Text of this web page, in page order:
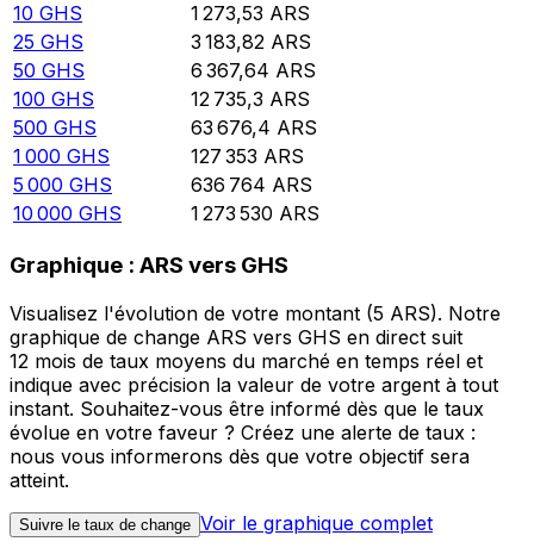
10 GHS 1 273,53 ARS
25 GHS 3 183,82 ARS
50 GHS 6 367,64 ARS
100 GHS 12 735,3 ARS
500 GHS 63 676,4 ARS
1 000 GHS 127 353 ARS
5 000 GHS 636 764 ARS
10 000 GHS 1 273 530 ARS
Graphique : ARS vers GHS
Visualisez l'évolution de votre montant (5 ARS). Notre
graphique de change ARS vers GHS en direct suit
12 mois de taux moyens du marché en temps réel et
indique avec précision la valeur de votre argent à tout
instant. Souhaitez-vous être informé dès que le taux
évolue en votre faveur ? Créez une alerte de taux :
nous vous informerons dès que votre objectif sera
atteint.
Suivre le taux de change Voir le graphique complet